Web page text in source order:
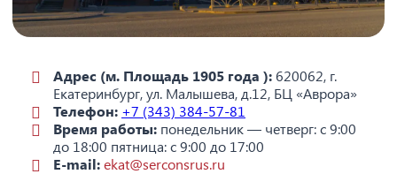
Адрес (м. Площадь 1905 года ):620062, г.
Екатеринбург, ул. Малышева, д.12, БЦ «Аврора»
Телефон: +7 (343) 384-57-81
Время работы: понедельник — четверг: с 9:00
до 18:00 пятница: с 9:00 до 17:00
E-mail:ekat@serconsrus.ru